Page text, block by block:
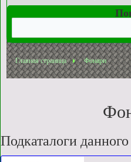
Главная страница Фонари
Подкаталоги данного